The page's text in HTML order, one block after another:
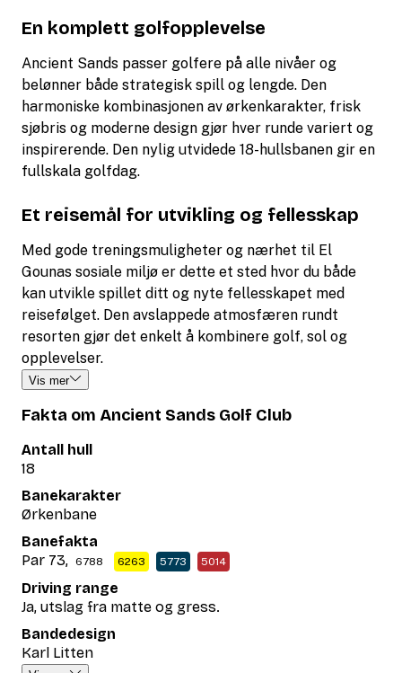
En komplett golfopplevelse
Ancient Sands passer golfere på alle nivåer og
belønner både strategisk spill og lengde. Den
harmoniske kombinasjonen av ørkenkarakter, frisk
sjøbris og moderne design gjør hver runde variert og
inspirerende. Den nylig utvidede 18-hullsbanen gir en
fullskala golfdag.
Et reisemål for utvikling og fellesskap
Med gode treningsmuligheter og nærhet til El
Gounas sosiale miljø er dette et sted hvor du både
kan utvikle spillet ditt og nyte fellesskapet med
reisefølget. Den avslappede atmosfæren rundt
resorten gjør det enkelt å kombinere golf, sol og
opplevelser.
Vis mer
Fakta om Ancient Sands Golf Club
Antall hull
18
Banekarakter
Ørkenbane
Banefakta
Par 73, 6788 6263 5773 5014
Driving range
Ja, utslag fra matte og gress.
Bandedesign
Karl Litten